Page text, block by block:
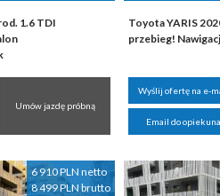
1.6 TDI
Umów jazdę próbną
Toyota YARIS
przebieg!
Wyślij ofertę na e-
Email do opiekuna
6 910 PLN netto
8 499 PLN brutto